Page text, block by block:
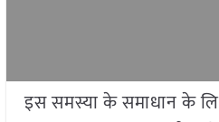
इस समस्या के समाधान के